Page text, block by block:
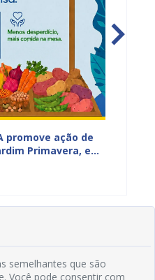
promove ação de
Primavera, em
semelhantes que são
Você pode consentir com